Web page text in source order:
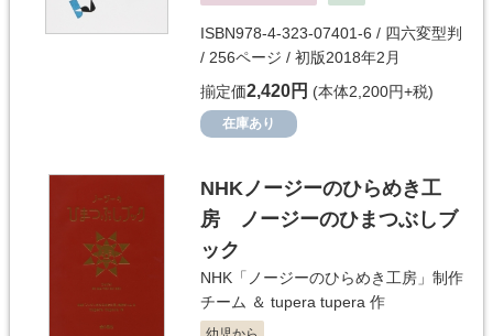
ISBN978-4-323-07401-6 / 四六変型判
/ 256ページ / 初版2018年2月
揃定価2,420円 (本体2,200円+税)
在庫あり
NHKノージーのひらめき工
房 ノージーのひまつぶしブ
ック
NHK「ノージーのひらめき工房」制作
チーム ＆ tupera tupera 作